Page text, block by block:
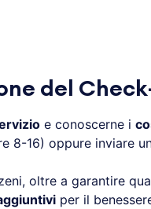
del
e conoscerne i
8-16) oppure inviare
oltre a garantire
per il